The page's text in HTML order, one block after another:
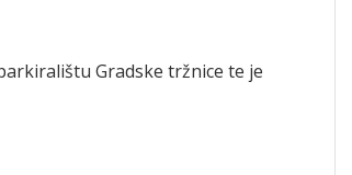
Gradske tržnice te je